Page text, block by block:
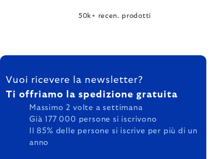
50k+ recen. prodotti
FOOTER
Vuoi ricevere la newsletter?
Ti offriamo la spedizione gratuita
Massimo 2 volte a settimana
Già 177 000 persone si iscrivono
Il 85% delle persone si iscrive per più di un
anno